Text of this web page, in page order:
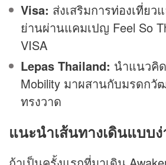
Visa: ส่งเสริมการท่องเที่ยว
ย่านผ่านแคมเปญ Feel So
VISA
Lepas Thailand: นำแนวคิ
Mobility มาผสานกับมรดก
ทรงวาด
แนะนำเส้นทางเดินแบบง่